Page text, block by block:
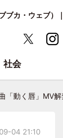
ブカ・ウェブ）
「動く唇」MV
04 21:10
社会